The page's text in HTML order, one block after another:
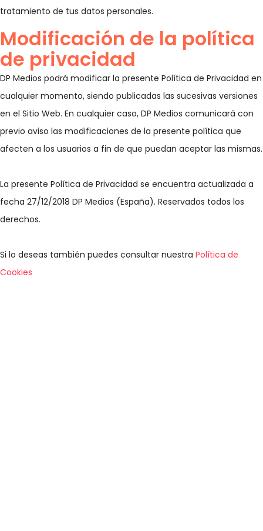
tratamiento de tus datos personales.
Modificación de la política
de privacidad
DP Medios podrá modificar la presente Política de Privacidad en
cualquier momento, siendo publicadas las sucesivas versiones
en el Sitio Web. En cualquier caso, DP Medios comunicará con
previo aviso las modificaciones de la presente política que
afecten a los usuarios a fin de que puedan aceptar las mismas.
La presente Política de Privacidad se encuentra actualizada a
fecha 27/12/2018 DP Medios (España). Reservados todos los
derechos.
Si lo deseas también puedes consultar nuestra Política de
Cookies